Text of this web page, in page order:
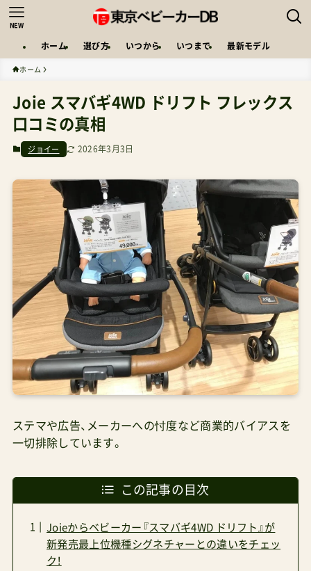
NEW
ホーム 選び方 いつから いつまで 最新モデル
ホーム
Joie スマバギ4WD ドリフト フレックス
口コミの真相
ジョイー 2026年3月3日
ステマや広告、メーカーへの忖度など商業的バイアスを
一切排除しています。
この記事の目次
Joieからベビーカー『スマバギ4WD ドリフト』が
新発売最上位機種シグネチャーとの違いをチェッ
ク！